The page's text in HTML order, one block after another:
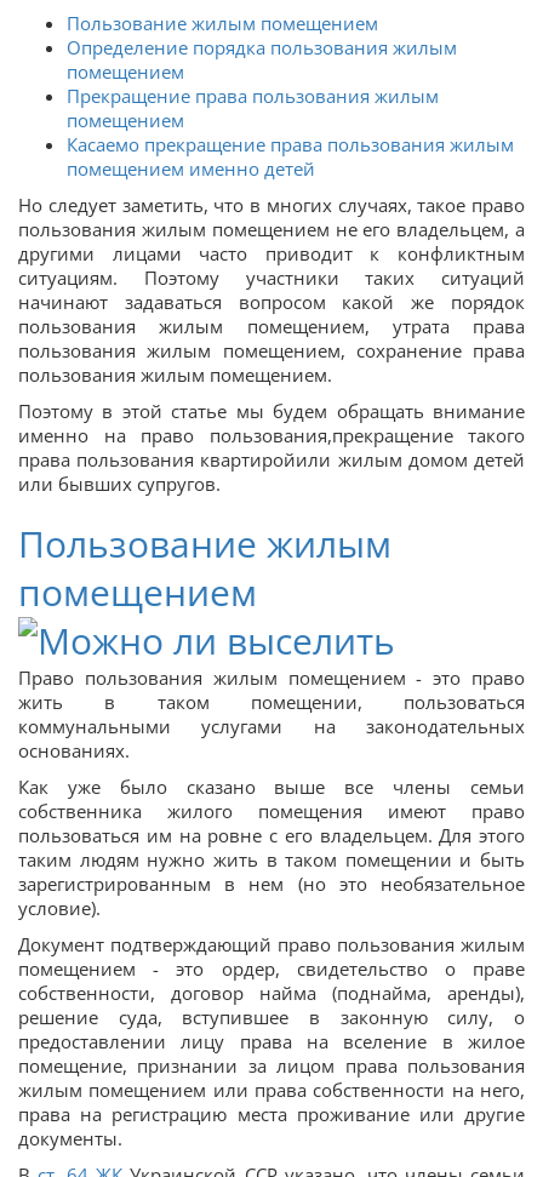
Пользование жилым помещением
Определение порядка пользования жилым
помещением
Прекращение права пользования жилым
помещением
Касаемо прекращение права пользования жилым
помещением именно детей
Но следует заметить, что в многих случаях, такое право
пользования жилым помещением не его владельцем, а
другими лицами часто приводит к конфликтным
ситуациям. Поэтому участники таких ситуаций
начинают задаваться вопросом какой же порядок
пользования жилым помещением, утрата права
пользования жилым помещением, сохранение права
пользования жилым помещением.
Поэтому в этой статье мы будем обращать внимание
именно на право пользования,прекращение такого
права пользования квартиройили жилым домом детей
или бывших супругов.
Пользование жилым
помещением
Право пользования жилым помещением - это право
жить в таком помещении, пользоваться
коммунальными услугами на законодательных
основаниях.
Как уже было сказано выше все члены семьи
собственника жилого помещения имеют право
пользоваться им на ровне с его владельцем. Для этого
таким людям нужно жить в таком помещении и быть
зарегистрированным в нем (но это необязательное
условие).
Документ подтверждающий право пользования жилым
помещением - это ордер, свидетельство о праве
собственности, договор найма (поднайма, аренды),
решение суда, вступившее в законную силу, о
предоставлении лицу права на вселение в жилое
помещение, признании за лицом права пользования
жилым помещением или права собственности на него,
права на регистрацию места проживание или другие
документы.